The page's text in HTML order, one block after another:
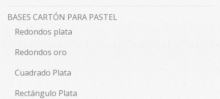
BASES CARTÓN PARA PASTEL
Redondos plata
Redondos oro
Cuadrado Plata
Rectángulo Plata